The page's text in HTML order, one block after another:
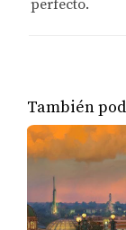
perfecto.
También